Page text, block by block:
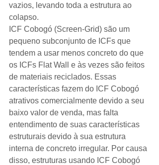
vazios, levando toda a estrutura ao
colapso.
ICF Cobogó (Screen-Grid) são um
pequeno subconjunto de ICFs que
tendem a usar menos concreto do que
os ICFs Flat Wall e às vezes são feitos
de materiais reciclados. Essas
características fazem do ICF Cobogó
atrativos comercialmente devido a seu
baixo valor de venda, mas falta
entendimento de suas características
estruturais devido à sua estrutura
interna de concreto irregular. Por causa
disso, estruturas usando ICF Cobogó